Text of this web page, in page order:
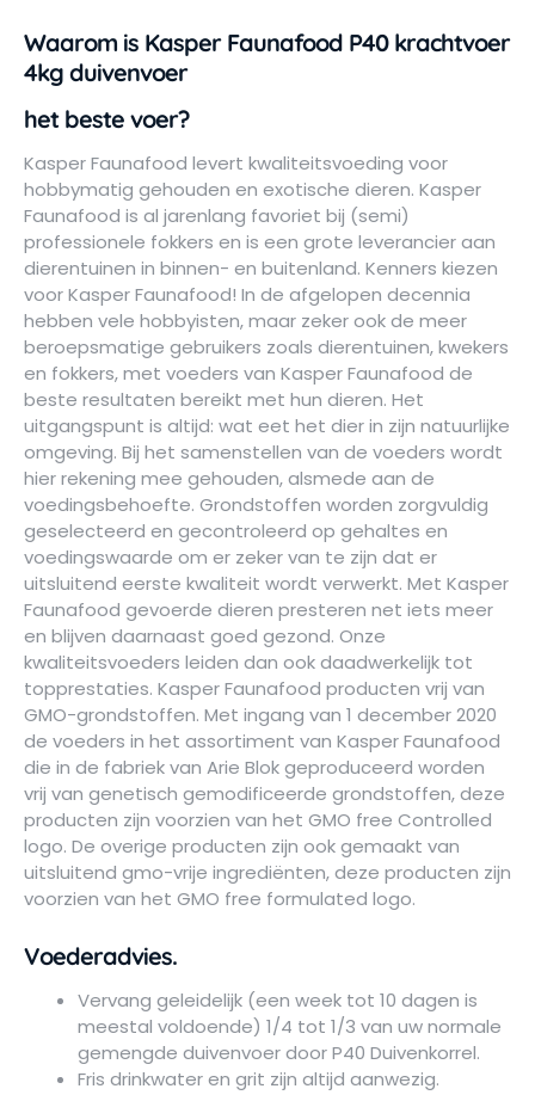
Waarom is Kasper Faunafood P40 krachtvoer
4kg duivenvoer
het beste voer?
Kasper Faunafood levert kwaliteitsvoeding voor
hobbymatig gehouden en exotische dieren. Kasper
Faunafood is al jarenlang favoriet bij (semi)
professionele fokkers en is een grote leverancier aan
dierentuinen in binnen- en buitenland. Kenners kiezen
voor Kasper Faunafood! In de afgelopen decennia
hebben vele hobbyisten, maar zeker ook de meer
beroepsmatige gebruikers zoals dierentuinen, kwekers
en fokkers, met voeders van Kasper Faunafood de
beste resultaten bereikt met hun dieren. Het
uitgangspunt is altijd: wat eet het dier in zijn natuurlijke
omgeving. Bij het samenstellen van de voeders wordt
hier rekening mee gehouden, alsmede aan de
voedingsbehoefte. Grondstoffen worden zorgvuldig
geselecteerd en gecontroleerd op gehaltes en
voedingswaarde om er zeker van te zijn dat er
uitsluitend eerste kwaliteit wordt verwerkt. Met Kasper
Faunafood gevoerde dieren presteren net iets meer
en blijven daarnaast goed gezond. Onze
kwaliteitsvoeders leiden dan ook daad­werkelijk tot
topprestaties. Kasper Faunafood producten vrij van
GMO-grondstoffen. Met ingang van 1 december 2020
de voeders in het assortiment van Kasper Faunafood
die in de fabriek van Arie Blok geproduceerd worden
vrij van genetisch gemodificeerde grondstoffen, deze
producten zijn voorzien van het GMO free Controlled
logo. De overige producten zijn ook gemaakt van
uitsluitend gmo-vrije ingrediënten, deze producten zijn
voorzien van het GMO free formulated logo.
Voederadvies.
Vervang geleidelijk (een week tot 10 dagen is
meestal voldoende) 1/4 tot 1/3 van uw normale
gemengde duivenvoer door P40 Duivenkorrel.
Fris drinkwater en grit zijn altijd aanwezig.